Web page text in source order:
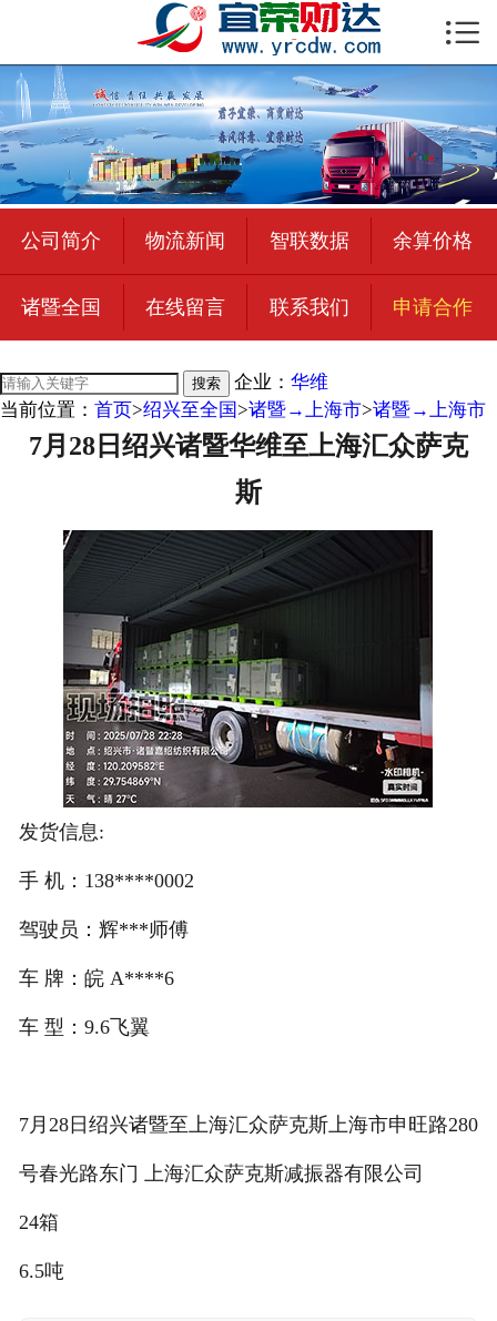
 首页
公司简介
物流新闻
绍兴至全国
合作加盟
宜荣智联
在线留言
注册
/
在线许愿

公司简介 物流新闻 智联数据 余算价格
诸暨全国 在线留言 联系我们 申请合作
搜索 企业： 华维
当前位置： 首页>绍兴至全国>诸暨→上海市>诸暨→上海市
7月28日绍兴诸暨华维至上海汇众萨克
斯
发货信息:
手 机：138****0002
驾驶员：辉***师傅
车 牌：皖 A****6
车 型：9.6飞翼
7月28日绍兴诸暨至上海汇众萨克斯上海市申旺路280
号春光路东门 上海汇众萨克斯减振器有限公司
24箱
6.5吨